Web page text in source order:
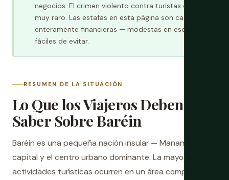
negocios. El crimen violento contra turistas es
muy raro. Las estafas en esta página son casi
enteramente financieras — modestas en escala y
fáciles de evitar.
RESUMEN DE LA SITUACIÓN
Lo Que los Viajeros Deben
Saber Sobre Baréin
Baréin es una pequeña nación insular — Manama es la
capital y el centro urbano dominante. La mayoría de las
actividades turísticas ocurren en un área compacta